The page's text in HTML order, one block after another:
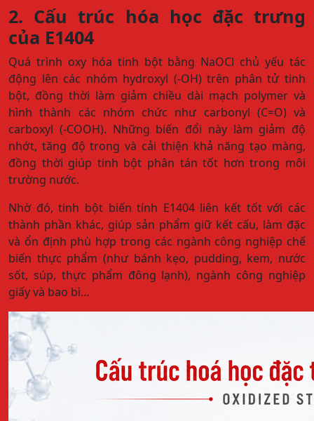
2. Cấu trúc hóa học đặc trưng
của E1404
Quá trình oxy hóa tinh bột bằng NaOCl chủ yếu tác
động lên các nhóm hydroxyl (-OH) trên phân tử tinh
bột, đồng thời làm giảm chiều dài mạch polymer và
hình thành các nhóm chức như carbonyl (C=O) và
carboxyl (-COOH). Những biến đổi này làm giảm độ
nhớt, tăng độ trong và cải thiện khả năng tạo màng,
đồng thời giúp tinh bột phân tán tốt hơn trong môi
trường nước.
Nhờ đó, tinh bột biến tính E1404 liên kết tốt với các
thành phần khác, giúp sản phẩm giữ kết cấu, làm đặc
và ổn định phù hợp trong các ngành công nghiệp chế
biến thực phẩm (như bánh kẹo, pudding, kem, nước
sốt, súp, thực phẩm đông lạnh), ngành công nghiệp
giấy và bao bì…